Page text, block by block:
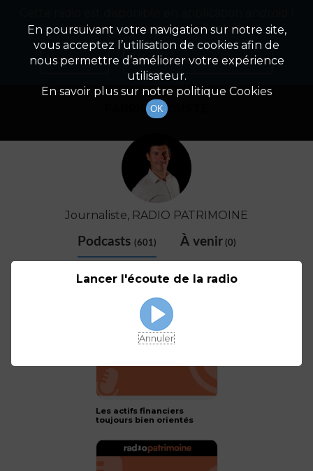
Détail De L'animateur
FABRICE COUSTE
Journaliste, RADIO PATRIMOINE
Podcasts (601) À venir(0)
Les actifs financiers
toujours bien orientés
En poursuivant votre navigation sur notre site,
vous acceptez l’utilisation de cookies afin de
nous permettre d’améliorer votre expérience
utilisateur.
En savoir plus sur notre politique Cookies
OK
Appuyez ci-dessous pour l'installer.
Non merci Télécharger l'application
Lancer l'écoute de la radio
Annuler